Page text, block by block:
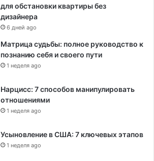
для обстановки квартиры без
дизайнера
6 дней ago
Матрица судьбы: полное руководство к
познанию себя и своего пути
1 неделя ago
Нарцисс: 7 способов манипулировать
отношениями
1 неделя ago
Усыновление в США: 7 ключевых этапов
1 неделя ago